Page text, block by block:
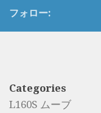
フォロー:
Categories
L160S ムーブ